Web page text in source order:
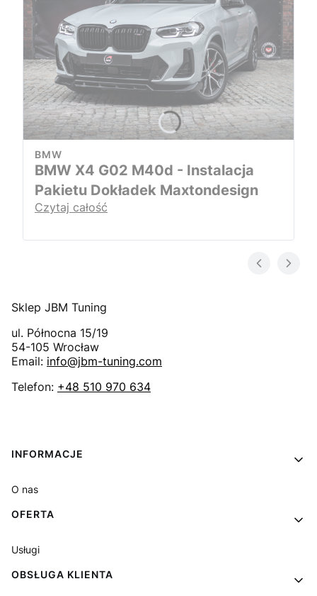
BMW
BMW X4 G02 M40d - Instalacja
Pakietu Dokładek Maxtondesign
Czytaj całość
Sklep JBM Tuning
ul. Północna 15/19
54-105 Wrocław
Email: info@jbm-tuning.com
Telefon: +48 510 970 634
Linki w stopce
INFORMACJE
O nas
OFERTA
Usługi
OBSŁUGA KLIENTA